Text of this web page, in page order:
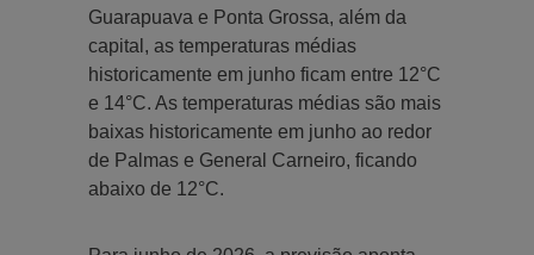
Guarapuava e Ponta Grossa, além da
capital, as temperaturas médias
historicamente em junho ficam entre 12°C
e 14°C. As temperaturas médias são mais
baixas historicamente em junho ao redor
de Palmas e General Carneiro, ficando
abaixo de 12°C.